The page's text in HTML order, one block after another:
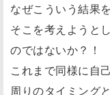
なぜこういう結果
そこを考えようと
のではないか？！
これまで同様に自
周りのタイミング